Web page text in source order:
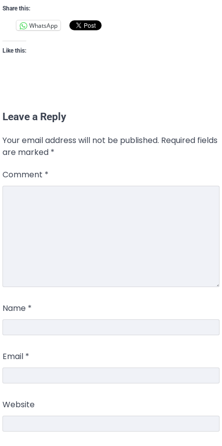
Share this:
WhatsApp
Like this:
Leave a Reply
Your email address will not be published. Required fields
are marked *
Comment *
Name *
Email *
Website